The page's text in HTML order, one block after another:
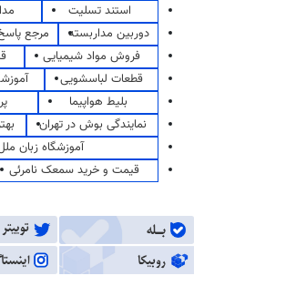
استند تسلیت
دوربین مداربسته
مرجع
فروش مواد شیمیایی
قطعات لباسشویی
بلیط هواپیما
نمایندگی بوش در تهران
آموزشگاه زبان
قیمت و خرید سمعک نامرئی